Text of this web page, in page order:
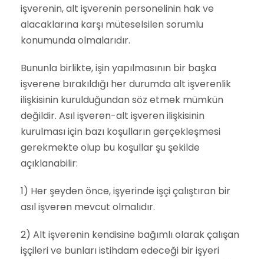
işverenin, alt işverenin personelinin hak ve
alacaklarına karşı müteselsilen sorumlu
konumunda olmalarıdır.
Bununla birlikte, işin yapılmasının bir başka
işverene bırakıldığı her durumda alt işverenlik
ilişkisinin kurulduğundan söz etmek mümkün
değildir. Asıl işveren-alt işveren ilişkisinin
kurulması için bazı koşulların gerçekleşmesi
gerekmekte olup bu koşullar şu şekilde
açıklanabilir:
1) Her şeyden önce, işyerinde işçi çalıştıran bir
asıl işveren mevcut olmalıdır.
2) Alt işverenin kendisine bağımlı olarak çalışan
işçileri ve bunları istihdam edeceği bir işyeri